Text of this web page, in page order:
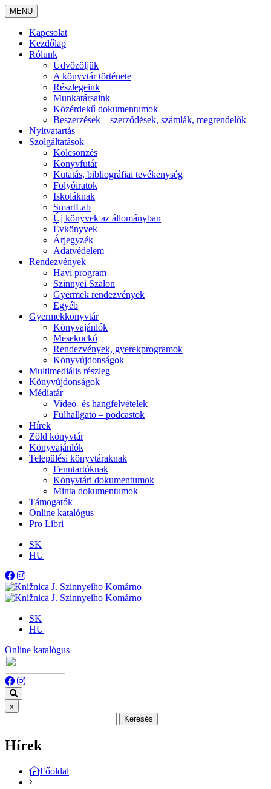
MENU
Kapcsolat
Kezdőlap
Rólunk
Üdvözöljük
A könyvtár története
Részlegeink
Munkatársaink
Közérdekű dokumentumok
Beszerzések – szerződések, számlák, megrendelők
Nyitvatartás
Szolgáltatások
Kölcsönzés
Könyvfutár
Kutatás, bibliográfiai tevékenység
Folyóiratok
Iskoláknak
SmartLab
Új könyvek az állományban
Évkönyvek
Árjegyzék
Adatvédelem
Rendezvények
Havi program
Szinnyei Szalon
Gyermek rendezvények
Egyéb
Gyermekkönyvtár
Könyvajánlók
Mesekuckó
Rendezvények, gyerekprogramok
Könyvújdonságok
Multimediális részleg
Könyvújdonságok
Médiatár
Videó- és hangfelvételek
Fülhallgató – podcastok
Hírek
Zöld könyvtár
Könyvajánlók
Települési könyvtáraknak
Fenntartóknak
Könyvtári dokumentumok
Minta dokumentumok
Támogatók
Online katalógus
Pro Libri
SK
HU
SK
HU
Online katalógus
x
Keresés
Hírek
Főoldal